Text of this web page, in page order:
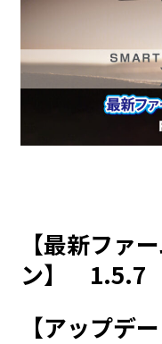
【最新ファ
ン】 1.5.7
【アップデ